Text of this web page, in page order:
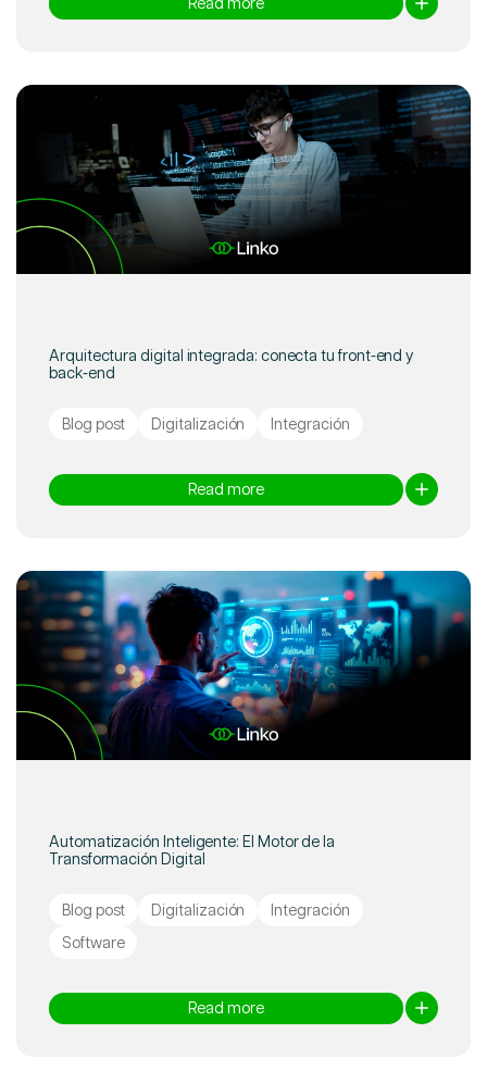
Arquitectura digital integrada: conecta tu front-end y
back-end
Blog post Digitalización Integración
Read more
Automatización Inteligente: El Motor de la
Transformación Digital
Blog post Digitalización
Integración
Software
Read more